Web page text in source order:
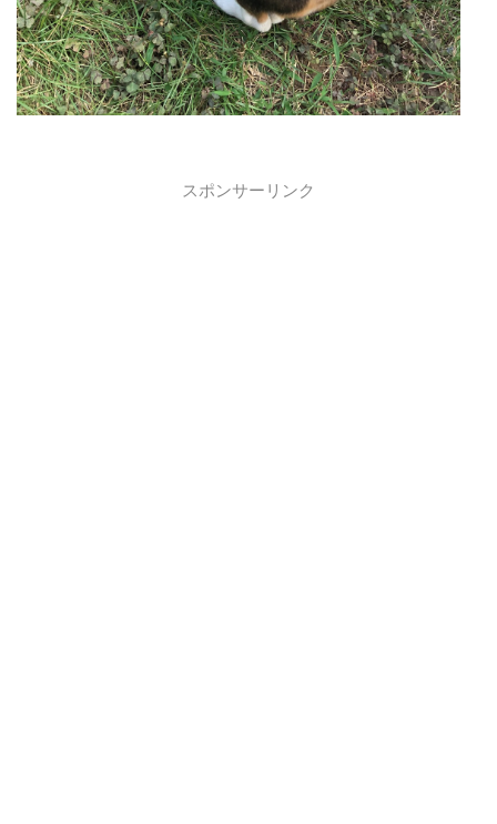
スポンサーリンク